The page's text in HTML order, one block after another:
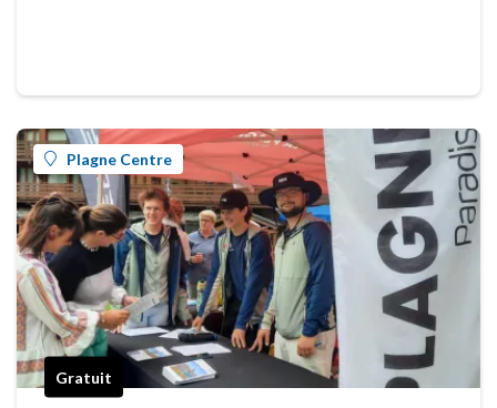
Plagne Centre
Gratuit